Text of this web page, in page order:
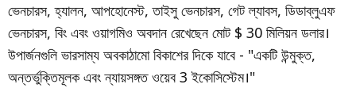
ভেনচারস, হ্যালন, আপহোনেস্ট, তাইসু ভেনচারস, গেট ল্যাবস, ডিডাব্লুএফ
ভেনচারস, বিং এবং ওয়াগমিও অবদান রেখেছেন মোট $ 30 মিলিয়ন ডলার।
উপার্জনগুলি ভারসাম্য অবকাঠামো বিকাশের দিকে যাবে - "একটি উন্মুক্ত,
অন্তর্ভুক্তিমূলক এবং ন্যায়সঙ্গত ওয়েব 3 ইকোসিস্টেম।"